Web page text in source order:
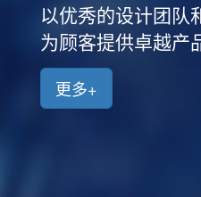
以优秀的设计团队
为顾客提供卓越产
更多+